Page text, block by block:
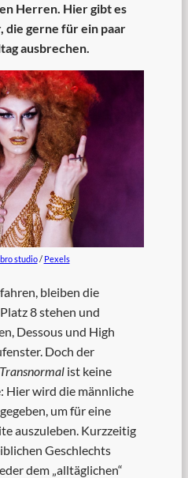
Herren. Hier gibt es
die gerne für ein paar
ausbrechen.
studio/ Pexels
bleiben die
8 stehen und
Dessous und High
Doch der
Transnormal ist keine
Hier wird die männliche
um für eine
auszuleben. Kurzzeitig
Geschlechts
dem „alltäglichen“